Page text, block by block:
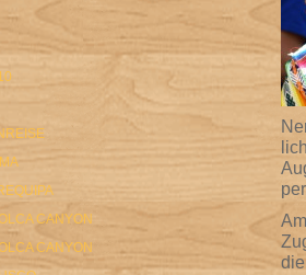
CANYON
CANYON